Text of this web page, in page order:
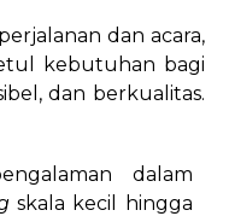
dan acara,
kebutuhan bagi
dan berkualitas.
dalam
skala kecil hingga